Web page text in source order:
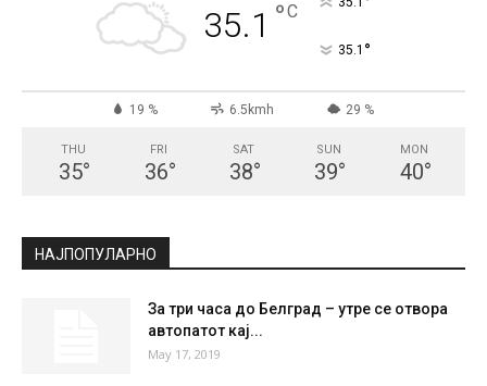
35.1 °C
35.1 °
19 % 6.5kmh 29 %
THU
35°
FRI
36°
SAT
38°
SUN
39°
MON
40°
НАЈПОПУЛАРНО
За три часа до Белград – утре се отвора
автопатот кај...
May 17, 2019